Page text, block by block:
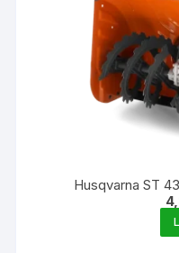
Husqvarna ST